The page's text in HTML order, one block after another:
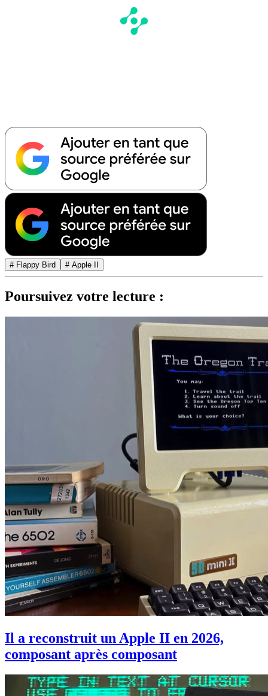
# Flappy Bird # Apple II
Poursuivez votre lecture :
Il a reconstruit un Apple II en 2026,
composant après composant